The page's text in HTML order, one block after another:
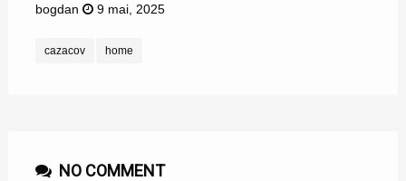
bogdan 9 mai, 2025
cazacov home
NO COMMENT